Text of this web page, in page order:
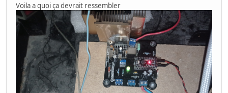
Voila a quoi ça devrait ressembler